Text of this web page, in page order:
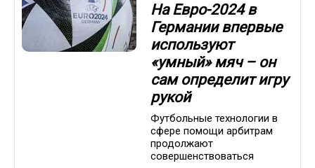
На Евро-2024 в
Германии впервые
используют
«умный» мяч – он
сам определит игру
рукой
Футбольные технологии в
сфере помощи арбитрам
продолжают
совершенствоваться